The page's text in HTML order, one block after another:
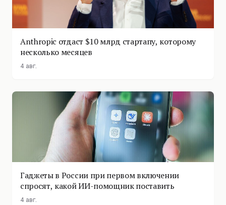
Anthropic отдаст $10 млрд стартапу, которому
несколько месяцев
4 авг.
Гаджеты в России при первом включении
спросят, какой ИИ-помощник поставить
4 авг.